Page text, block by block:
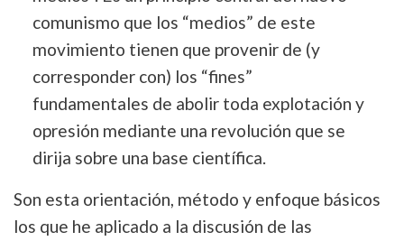
comunismo que los “medios” de este
movimiento tienen que provenir de (y
corresponder con) los “fines”
fundamentales de abolir toda explotación y
opresión mediante una revolución que se
dirija sobre una base científica.
Son esta orientación, método y enfoque básicos
los que he aplicado a la discusión de las